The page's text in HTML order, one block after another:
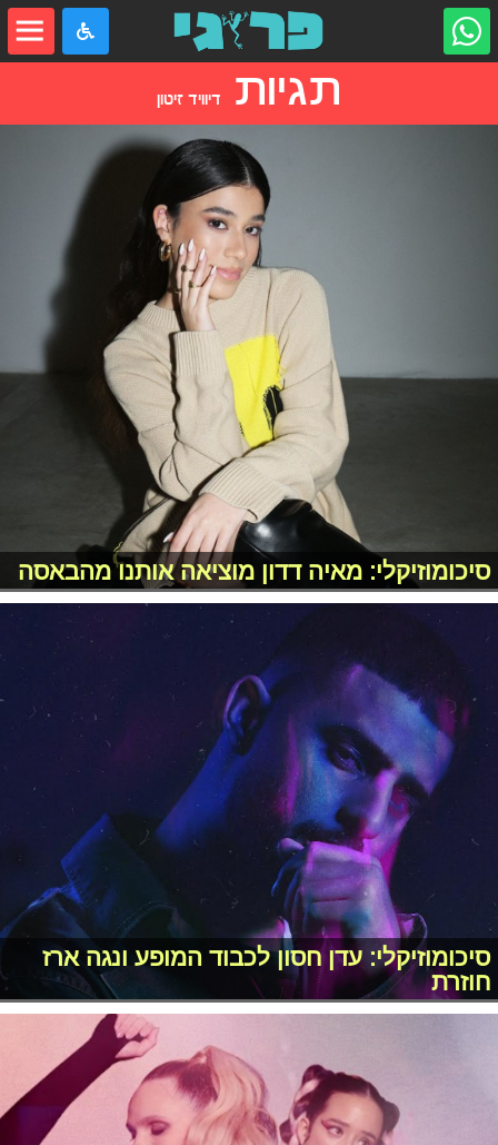
תגיות דיוויד זיטון
סיכומוזיקלי: מאיה דדון מוציאה אותנו מהבאסה
סיכומוזיקלי: עדן חסון לכבוד המופע ונגה ארז
חוזרת